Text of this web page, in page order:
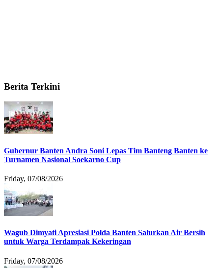
Berita Terkini
Gubernur Banten Andra Soni Lepas Tim Banteng Banten ke
Turnamen Nasional Soekarno Cup
Friday, 07/08/2026
Wagub Dimyati Apresiasi Polda Banten Salurkan Air Bersih
untuk Warga Terdampak Kekeringan
Friday, 07/08/2026